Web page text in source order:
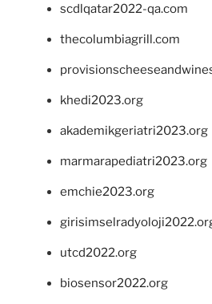
scdlqatar2022-qa.com
thecolumbiagrill.com
khedi2023.org
akademikgeriatri2023.org
marmarapediatri2023.org
emchie2023.org
utcd2022.org
biosensor2022.org